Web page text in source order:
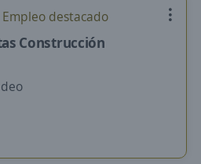
Empleo destacado
Construcción